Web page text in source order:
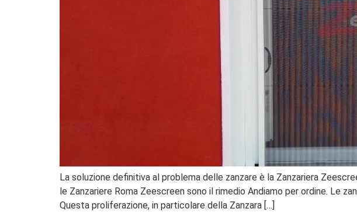
La soluzione definitiva al problema delle zanzare è la Zanzariera
le Zanzariere Roma Zeescreen sono il rimedio Andiamo per ordine.
Questa proliferazione, in particolare della Zanzara […]